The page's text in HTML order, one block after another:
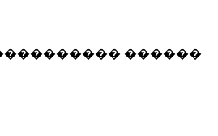
������